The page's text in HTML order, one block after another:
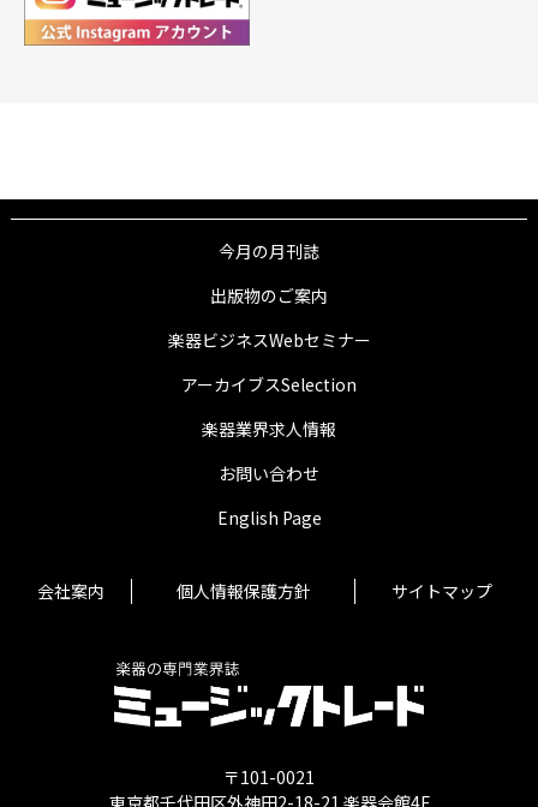
〒101-0021
東京都千代田区外神田2-18-21 楽器会館4F
今月の月刊誌
出版物のご案内
楽器ビジネスWebセミナー
アーカイブスSelection
楽器業界求人情報
お問い合わせ
English Page
会社案内 個人情報保護方針 サイトマップ